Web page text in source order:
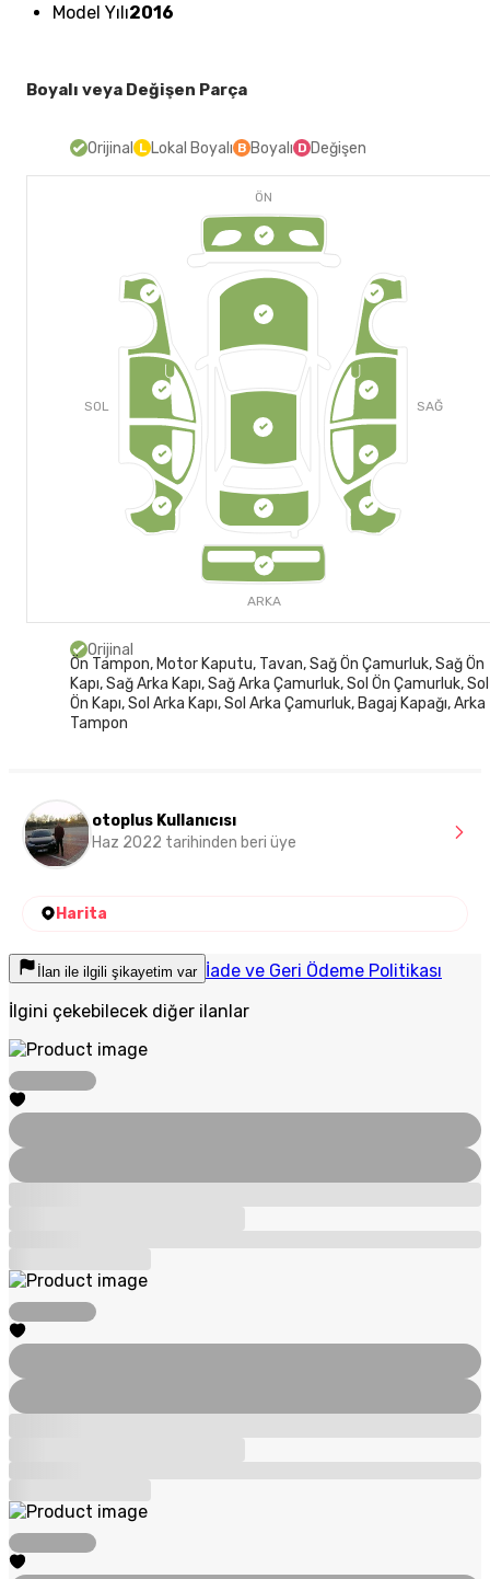
Model Yılı2016
Boyalı veya Değişen Parça
Orijinal L Lokal Boyalı B Boyalı D Değişen
ÖN
SOL SAĞ
ARKA
Orijinal
Ön Tampon, Motor Kaputu, Tavan, Sağ Ön Çamurluk, Sağ Ön
Kapı, Sağ Arka Kapı, Sağ Arka Çamurluk, Sol Ön Çamurluk, Sol
Ön Kapı, Sol Arka Kapı, Sol Arka Çamurluk, Bagaj Kapağı, Arka
Tampon
otoplus Kullanıcısı
Haz 2022 tarihinden beri üye
Harita
İlan ile ilgili şikayetim var İade ve Geri Ödeme Politikası
İlgini çekebilecek diğer ilanlar